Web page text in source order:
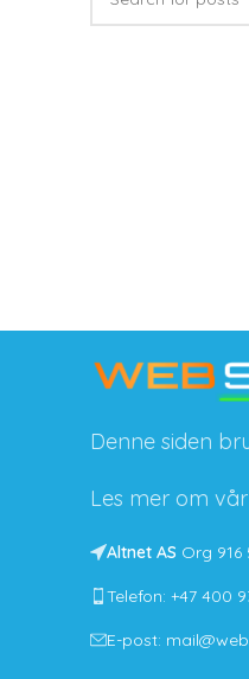
Denne siden
Les mer om vår
Altnet AS Org 916
Telefon: +47 400
E-post: